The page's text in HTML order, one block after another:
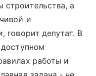
а
и
говорит депутат. В
работы и